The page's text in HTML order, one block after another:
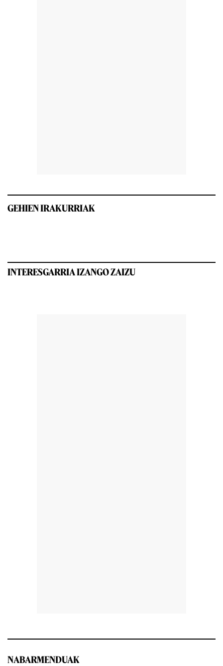
GEHIEN IRAKURRIAK
INTERESGARRIA IZANGO ZAIZU
NABARMENDUAK